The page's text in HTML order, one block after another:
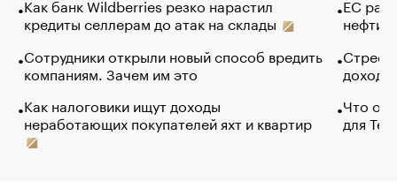
Как банк Wildberries резко нарастил
кредиты селлерам до атак на склады
Сотрудники открыли новый способ вредить
компаниям. Зачем им это
Как налоговики ищут доходы
неработающих покупателей яхт и квартир
ЕС
нефти
Что
для